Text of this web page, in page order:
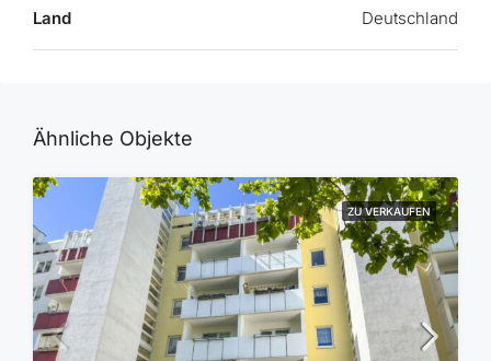
Land Deutschland
Ähnliche Objekte
ZU VERKAUFEN